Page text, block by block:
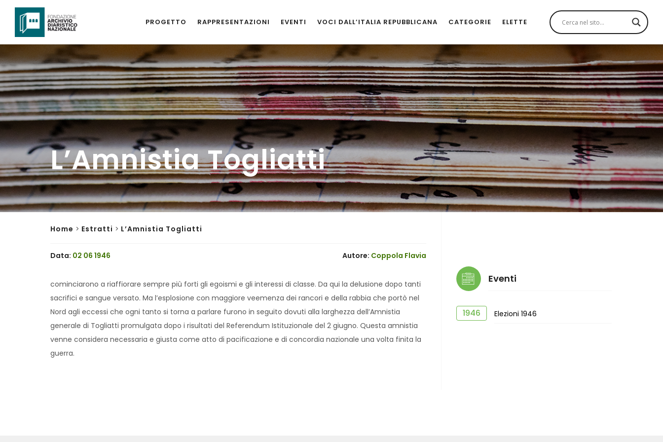
PROGETTO RAPPRESENTAZIONI EVENTI VOCI DALL’ITALIA REPUBBLICANA CATEGORIE ELETTE
L’Amnistia Togliatti
Home > Estratti > L’Amnistia Togliatti
Data: 02 06 1946 Autore: Coppola Flavia
cominciarono a riaffiorare sempre più forti gli egoismi e gli interessi di classe. Da qui la delusione dopo tanti
sacrifici e sangue versato. Ma l’esplosione con maggiore veemenza dei rancori e della rabbia che portò nel
Nord agli eccessi che ogni tanto si torna a parlare furono in seguito dovuti alla larghezza dell’Amnistia
generale di Togliatti promulgata dopo i risultati del Referendum Istituzionale del 2 giugno. Questa amnistia
venne considera necessaria e giusta come atto di pacificazione e di concordia nazionale una volta finita la
guerra.
Eventi
1946 Elezioni 1946